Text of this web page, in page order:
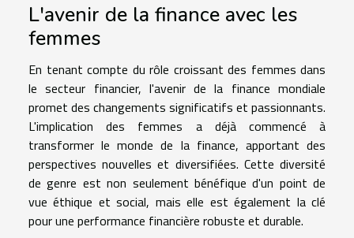
L'avenir de la finance avec les
femmes
En tenant compte du rôle croissant des femmes dans
le secteur financier, l'avenir de la finance mondiale
promet des changements significatifs et passionnants.
L'implication des femmes a déjà commencé à
transformer le monde de la finance, apportant des
perspectives nouvelles et diversifiées. Cette diversité
de genre est non seulement bénéfique d'un point de
vue éthique et social, mais elle est également la clé
pour une performance financière robuste et durable.